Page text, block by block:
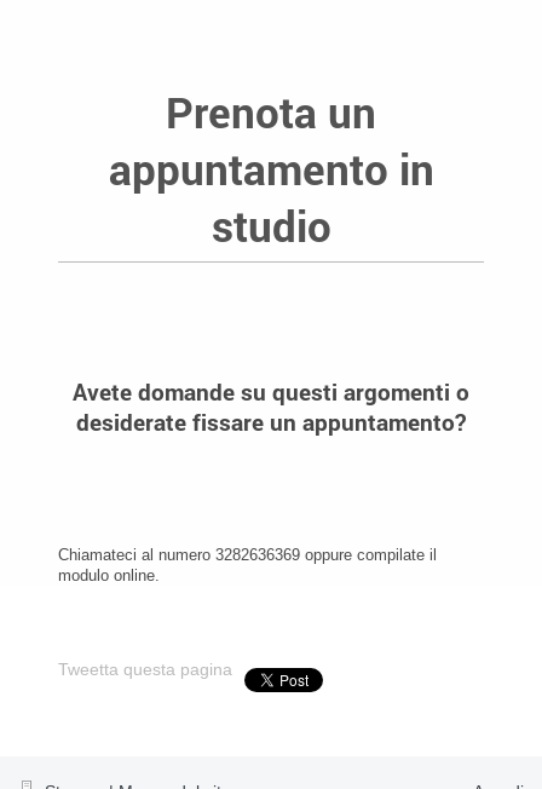
Prenota un
appuntamento in
studio
Avete domande su questi argomenti o
desiderate fissare un appuntamento?
Chiamateci al numero 3282636369 oppure compilate il
modulo online.
Tweetta questa pagina